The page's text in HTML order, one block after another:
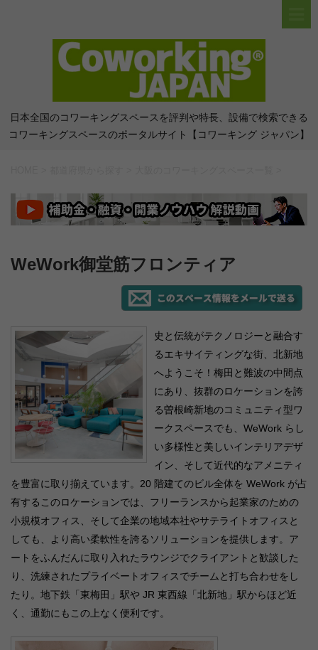
日本全国のコワーキングスペースを評判や特長、設備で検索できる
コワーキングスペースのポータルサイト【コワーキング ジャパン】
WeWork御堂筋フロンティア
史と伝統がテクノロジーと融合す
るエキサイティングな街、北新地
へようこそ！梅田と難波の中間点
にあり、抜群のロケーションを誇
る曽根崎新地のコミュニティ型ワ
ークスペースでも、WeWork らし
い多様性と美しいインテリアデザ
イン、そして近代的なアメニティ
を豊富に取り揃えています。20 階建てのビル全体を WeWork が占
有するこのロケーションでは、フリーランスから起業家のための
小規模オフィス、そして企業の地域本社やサテライトオフィスと
しても、より高い柔軟性を誇るソリューションを提供します。ア
ートをふんだんに取り入れたラウンジでクライアントと歓談した
り、洗練されたプライベートオフィスでチームと打ち合わせをし
たり。地下鉄「東梅田」駅や JR 東西線「北新地」駅からほど近
く、通勤にもこの上なく便利です。